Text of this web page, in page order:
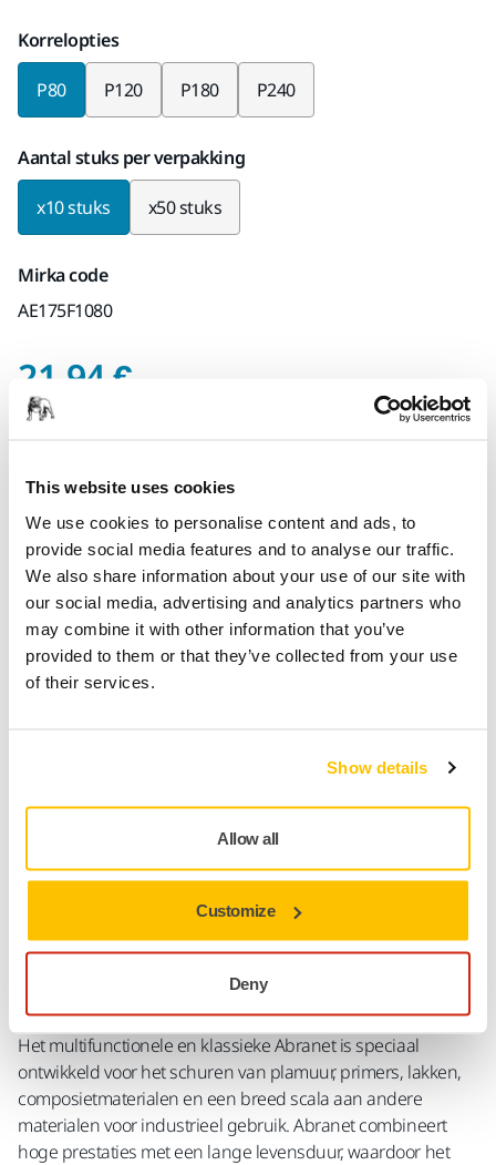
This website uses cookies
We use cookies to personalise content and ads, to
provide social media features and to analyse our traffic.
We also share information about your use of our site with
our social media, advertising and analytics partners who
may combine it with other information that you’ve
provided to them or that they’ve collected from your use
of their services.
Show details
Allow all
Customize
Deny
Korrelopties
P80 P120 P180 P240
Aantal stuks per verpakking
x10 stuks x50 stuks
Mirka code
AE175F1080
21,94 €Prijs inclusief BTW
Prijs inclusief
Select quantity value
Toevoegen aan winkelwagen
SPECIAAL VOOR U
Levering in België
Productinformatie
Het multifunctionele en klassieke Abranet is speciaal
ontwikkeld voor het schuren van plamuur, primers, lakken,
composietmaterialen en een breed scala aan andere
materialen voor industrieel gebruik. Abranet combineert
hoge prestaties met een lange levensduur, waardoor het